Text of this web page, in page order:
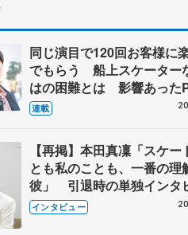
同じ演目で120回お客様に
でもらう 船上スケーター
はの困難とは 影響あった
キャプテン松永さんの存在
連載
【再掲】本田真凜「スケー
とも私のことも、一番の理
彼」 引退時の単独インタ
で語った競技人生や家族、
これからの夢…
インタビュー